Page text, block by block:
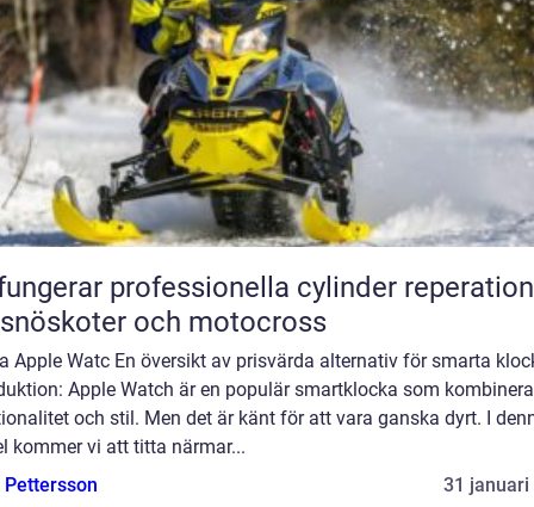
professionella cylinder
och motocross
Apple Watc En översikt av prisvärda alternativ för smarta
Apple Watch är en populär smartklocka som
och stil. Men det är känt för att vara ganska dyrt. I
kommer vi att titta närmar...
31 januari